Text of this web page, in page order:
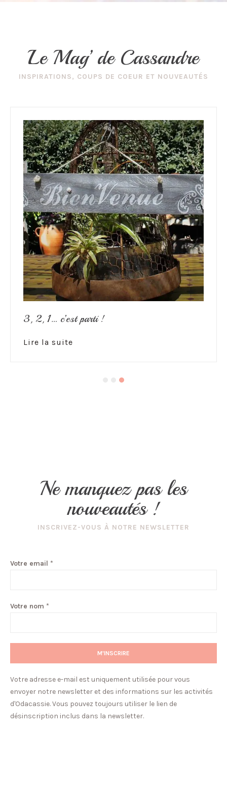
Le Mag’ de Cassandre
INSPIRATIONS, COUPS DE COEUR ET NOUVEAUTÉS
3, 2, 1… c’est parti !
Lire la suite
Ne manquez pas les
nouveautés !
INSCRIVEZ-VOUS À NOTRE NEWSLETTER
Votre email *
Votre nom *
Votre adresse e-mail est uniquement utilisée pour vous
envoyer notre newsletter et des informations sur les activités
d'Odacassie. Vous pouvez toujours utiliser le lien de
désinscription inclus dans la newsletter.